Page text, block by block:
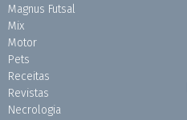
Magnus Futsal
Mix
Motor
Pets
Receitas
Revistas
Necrologia